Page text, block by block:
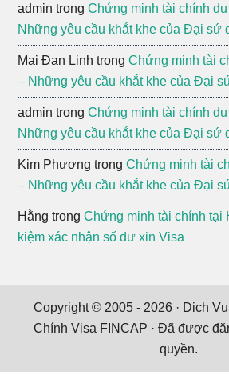
admin trongChứng minh tài chính
Những yêu cầu khắt khe của Đại sứ
Mai Đan Linh trongChứng minh tài
– Những yêu cầu khắt khe của Đại
admin trongChứng minh tài chính
Những yêu cầu khắt khe của Đại sứ
Kim Phượng trongChứng minh tài
– Những yêu cầu khắt khe của Đại
Hằng trongChứng minh tài chính tại
kiệm xác nhận số dư xin Visa
Copyright © 2005 - 2026 · Dịch
Chính Visa FINCAP · Đã được
quyền.